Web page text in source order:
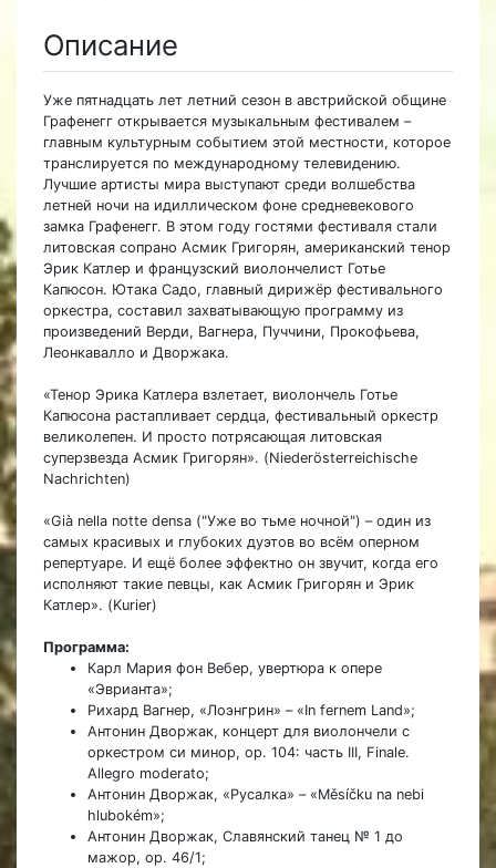
Описание
Уже пятнадцать лет летний сезон в австрийской общине
Графенегг открывается музыкальным фестивалем –
главным культурным событием этой местности, которое
транслируется по международному телевидению.
Лучшие артисты мира выступают среди волшебства
летней ночи на идиллическом фоне средневекового
замка Графенегг. В этом году гостями фестиваля стали
литовская сопрано Асмик Григорян, американский тенор
Эрик Катлер и французский виолончелист Готье
Капюсон. Ютака Садо, главный дирижёр фестивального
оркестра, составил захватывающую программу из
произведений Верди, Вагнера, Пуччини, Прокофьева,
Леонкавалло и Дворжака.
«Тенор Эрика Катлера взлетает, виолончель Готье
Капюсона растапливает сердца, фестивальный оркестр
великолепен. И просто потрясающая литовская
суперзвезда Асмик Григорян». (Niederösterreichische
Nachrichten)
«Già nella notte densa ("Уже во тьме ночной") – один из
самых красивых и глубоких дуэтов во всём оперном
репертуаре. И ещё более эффектно он звучит, когда его
исполняют такие певцы, как Асмик Григорян и Эрик
Катлер». (Kurier)
Программа:
Карл Мария фон Вебер, увертюра к опере
«Эврианта»;
Рихард Вагнер, «Лоэнгрин» – «In fernem Land»;
Антонин Дворжак, концерт для виолончели с
оркестром си минор, op. 104: часть III, Finale.
Allegro moderato;
Антонин Дворжак, «Русалка» – «Měsíčku na nebi
hlubokém»;
Антонин Дворжак, Славянский танец № 1 до
мажор, op. 46/1;